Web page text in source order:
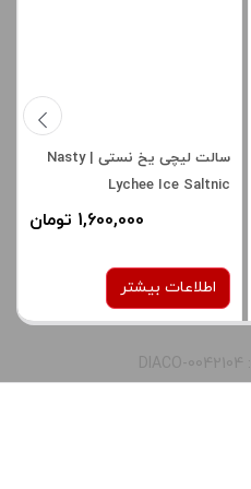
سالت لیچی یخ نستی | Nasty
Lychee Ice Saltnic
1,600,000 تومان
اطلاعات بیشتر